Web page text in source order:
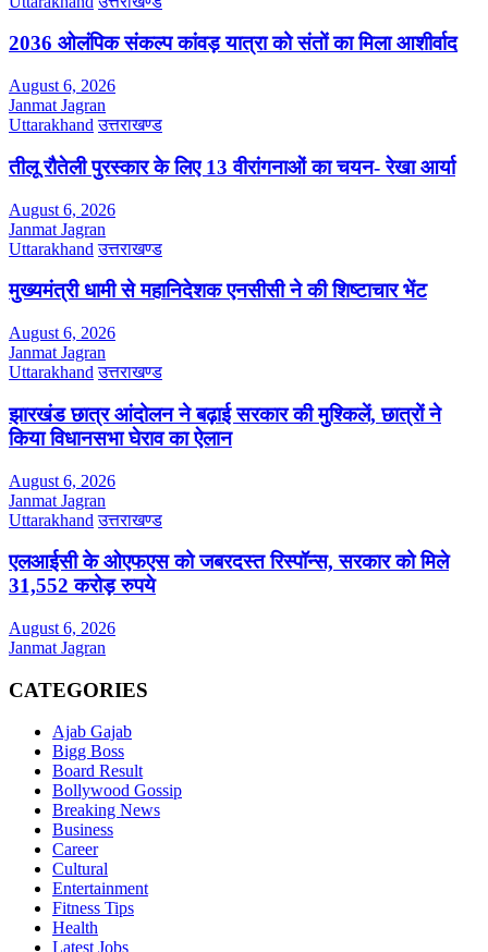
2036 ओलंपिक संकल्प कांवड़ यात्रा को संतों का मिला आशीर्वाद
August 6, 2026
Janmat Jagran
Uttarakhand उत्तराखण्ड
तीलू रौतेली पुरस्कार के लिए 13 वीरांगनाओं का चयन- रेखा आर्या
August 6, 2026
Janmat Jagran
Uttarakhand उत्तराखण्ड
मुख्यमंत्री धामी से महानिदेशक एनसीसी ने की शिष्टाचार भेंट
August 6, 2026
Janmat Jagran
Uttarakhand उत्तराखण्ड
झारखंड छात्र आंदोलन ने बढ़ाई सरकार की मुश्किलें, छात्रों ने
किया विधानसभा घेराव का ऐलान
August 6, 2026
Janmat Jagran
Uttarakhand उत्तराखण्ड
एलआईसी के ओएफएस को जबरदस्त रिस्पॉन्स, सरकार को मिले
31,552 करोड़ रुपये
August 6, 2026
Janmat Jagran
CATEGORIES
Ajab Gajab
Bigg Boss
Board Result
Bollywood Gossip
Breaking News
Business
Career
Cultural
Entertainment
Fitness Tips
Health
Latest Jobs